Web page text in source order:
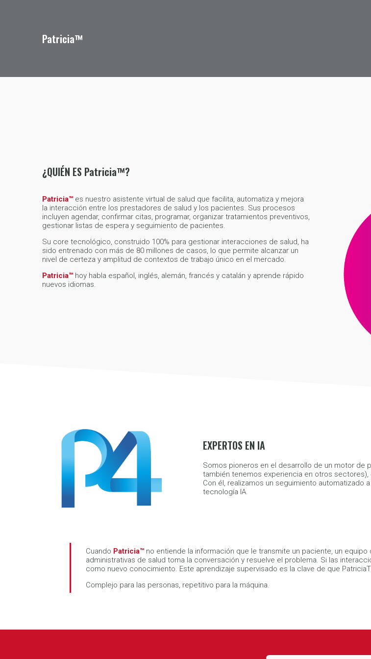
Patricia™
¿QUIÉN ES Patricia™?
Patricia™ es nuestro asistente virtual de salud que facilita, automatiza y mejora
la interacción entre los prestadores de salud y los pacientes. Sus procesos
incluyen agendar, confirmar citas, programar, organizar tratamientos preventivos,
gestionar listas de espera y seguimiento de pacientes.
Su core tecnológico, construido 100% para gestionar interacciones de salud, ha
sido entrenado con más de 80 millones de casos, lo que permite alcanzar un
nivel de certeza y amplitud de contextos de trabajo único en el mercado.
Patricia™ hoy habla español, inglés, alemán, francés y catalán y aprende rápido
nuevos idiomas.
EXPERTOS EN IA
Somos pioneros en el desarrollo de un motor de
también tenemos experiencia en otros
Con él, realizamos un seguimiento automatizado
tecnología IA.
Cuando Patricia™ no entiende la información que le transmite un paciente, un
administrativas de salud toma la conversación y resuelve el problema. Si las
como nuevo conocimiento. Este aprendizaje supervisado es la clave de que
Complejo para las personas, repetitivo para la máquina.